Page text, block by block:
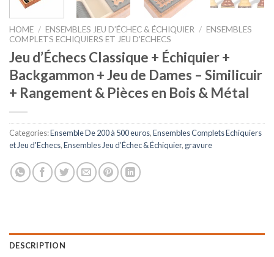
HOME / ENSEMBLES JEU D’ÉCHEC & ÉCHIQUIER / ENSEMBLES
COMPLETS ECHIQUIERS ET JEU D'ECHECS
Jeu d’Échecs Classique + Échiquier +
Backgammon + Jeu de Dames – Similicuir
+ Rangement & Pièces en Bois & Métal
Categories:Ensemble De 200 à 500 euros,Ensembles Complets Echiquiers
et Jeu d'Echecs,Ensembles Jeu d’Échec & Échiquier, gravure
DESCRIPTION